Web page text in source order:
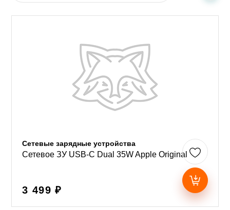
Сетевые зарядные устройства
Сетевое ЗУ USB-C Dual 35W Apple Original
3 499 ₽